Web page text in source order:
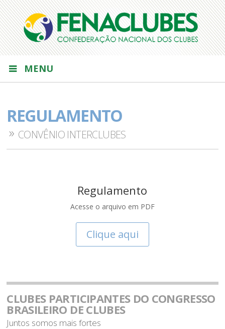
MENU
REGULAMENTO
CONVÊNIO INTERCLUBES
Regulamento
Acesse o arquivo em PDF
Clique aqui
CLUBES PARTICIPANTES DO CONGRESSO
BRASILEIRO DE CLUBES
Juntos somos mais fortes